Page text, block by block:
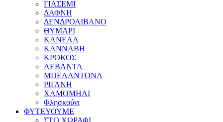
ΓΙΑΣΕΜΙ
ΔΑΦΝΗ
ΔΕΝΔΡΟΛΙΒΑΝΟ
ΘΥΜΑΡΙ
ΚΑΝΕΛΑ
ΚΑΝΝΑΒΗ
ΚΡΟΚΟΣ
ΛΕΒΑΝΤΑ
ΜΠΕΛΑΝΤΟΝΑ
ΡΙΓΑΝΗ
ΧΑΜΟΜΗΛΙ
Φλησκούνι
ΦΥΤΕΥΟΥΜΕ
ΣΤΟ ΧΩΡΑΦΙ